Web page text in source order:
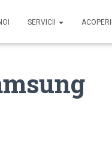
SERVICII